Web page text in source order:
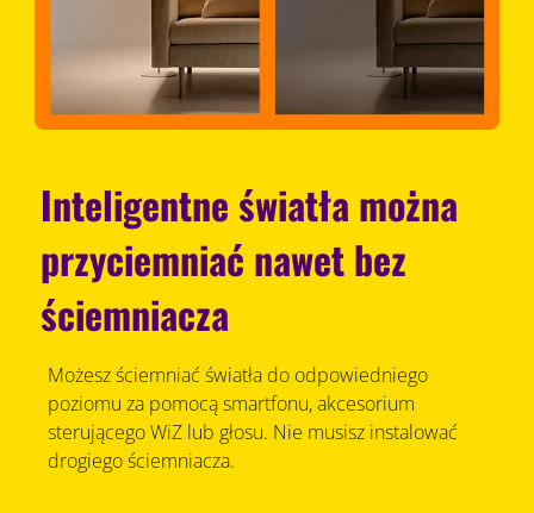
Inteligentne światła można
przyciemniać nawet bez
ściemniacza
Możesz ściemniać światła do odpowiedniego
poziomu za pomocą smartfonu, akcesorium
sterującego WiZ lub głosu. Nie musisz instalować
drogiego ściemniacza.